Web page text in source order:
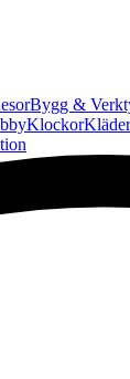
Bygg &
KlockorKläder